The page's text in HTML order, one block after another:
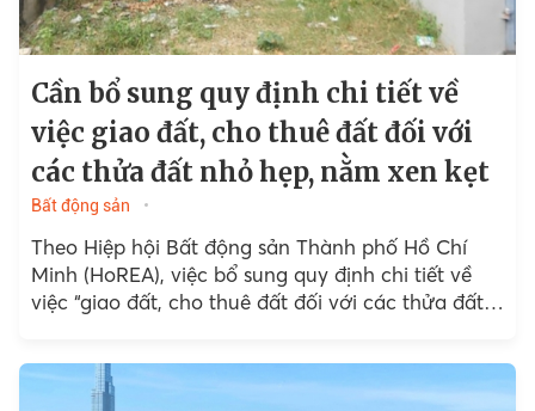
Cần bổ sung quy định chi tiết về
việc giao đất, cho thuê đất đối với
các thửa đất nhỏ hẹp, nằm xen kẹt
Bất động sản
Theo Hiệp hội Bất động sản Thành phố Hồ Chí
Minh (HoREA), việc bổ sung quy định chi tiết về
việc “giao đất, cho thuê đất đối với các thửa đất